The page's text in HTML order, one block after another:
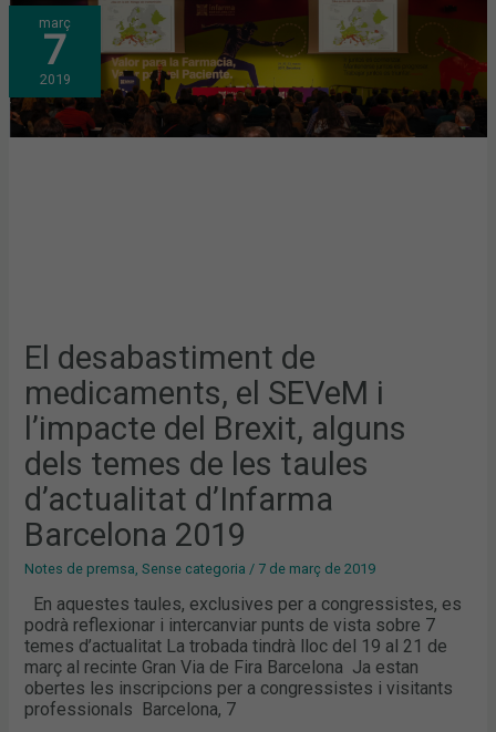
març
7
2019
El desabastiment de
medicaments, el SEVeM i
l’impacte del Brexit, alguns
dels temes de les taules
d’actualitat d’Infarma
Barcelona 2019
Notes de premsa ,Sense categoria / 7 de març de 2019
En aquestes taules, exclusives per a congressistes, es
podrà reflexionar i intercanviar punts de vista sobre 7
temes d’actualitat La trobada tindrà lloc del 19 al 21 de
març al recinte Gran Via de Fira Barcelona Ja estan
obertes les inscripcions per a congressistes i visitants
professionals Barcelona, 7
EL
DESABASTIMENT
DE
MEDICAMENTS,
EL
SEVEM
I
L’IMPACTE
DEL
BREXIT,